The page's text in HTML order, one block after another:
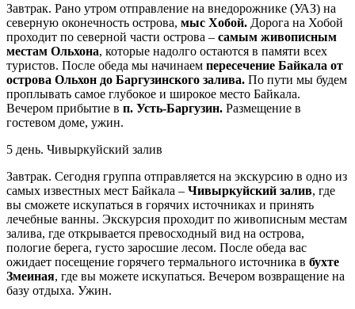
Завтрак. Рано утром отправление на внедорожнике (УАЗ) на
северную оконечность острова, мыс Хобой. Дорога на Хобой
проходит по северной части острова – самым живописным
местам Ольхона, которые надолго остаются в памяти всех
туристов. После обеда мы начинаем пересечение Байкала от
острова Ольхон до Баргузинского залива. По пути мы будем
проплывать самое глубокое и широкое место Байкала.
Вечером прибытие в п. Усть-Баргузин. Размещение в
гостевом доме, ужин.
5 день. Чивыркуйский залив
Завтрак. Сегодня группа отправляется на экскурсию в одно из
самых известных мест Байкала – Чивыркуйский залив, где
вы сможете искупаться в горячих источниках и принять
лечебные ванны. Экскурсия проходит по живописным местам
залива, где открывается превосходный вид на острова,
пологие берега, густо заросшие лесом. После обеда вас
ожидает посещение горячего термального источника в бухте
Змеиная, где вы можете искупаться. Вечером возвращение на
базу отдыха. Ужин.